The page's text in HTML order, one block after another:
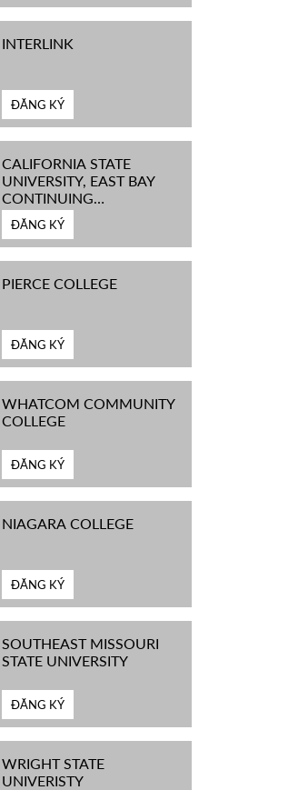
INTERLINK
ĐĂNG KÝ
CALIFORNIA STATE
UNIVERSITY, EAST BAY
CONTINUING
EDUCATION
ĐĂNG KÝ
PIERCE COLLEGE
ĐĂNG KÝ
WHATCOM COMMUNITY
COLLEGE
ĐĂNG KÝ
NIAGARA COLLEGE
ĐĂNG KÝ
SOUTHEAST MISSOURI
STATE UNIVERSITY
ĐĂNG KÝ
WRIGHT STATE
UNIVERISTY